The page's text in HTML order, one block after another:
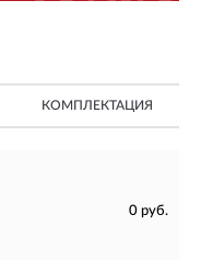
КОМПЛЕКТАЦИЯ
0 руб.